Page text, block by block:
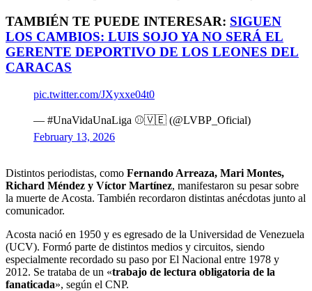
TAMBIÉN TE PUEDE INTERESAR: SIGUEN
LOS CAMBIOS: LUIS SOJO YA NO SERÁ EL
GERENTE DEPORTIVO DE LOS LEONES DEL
CARACAS
pic.twitter.com/JXyxxe04t0
— #UnaVidaUnaLiga ⚾️🇻🇪 (@LVBP_Oficial)
February 13, 2026
Distintos periodistas, como Fernando Arreaza, Mari Montes,
Richard Méndez y Víctor Martínez, manifestaron su pesar sobre
la muerte de Acosta. También recordaron distintas anécdotas junto al
comunicador.
Acosta nació en 1950 y es egresado de la Universidad de Venezuela
(UCV). Formó parte de distintos medios y circuitos, siendo
especialmente recordado su paso por El Nacional entre 1978 y
2012. Se trataba de un «trabajo de lectura obligatoria de la
fanaticada», según el CNP.